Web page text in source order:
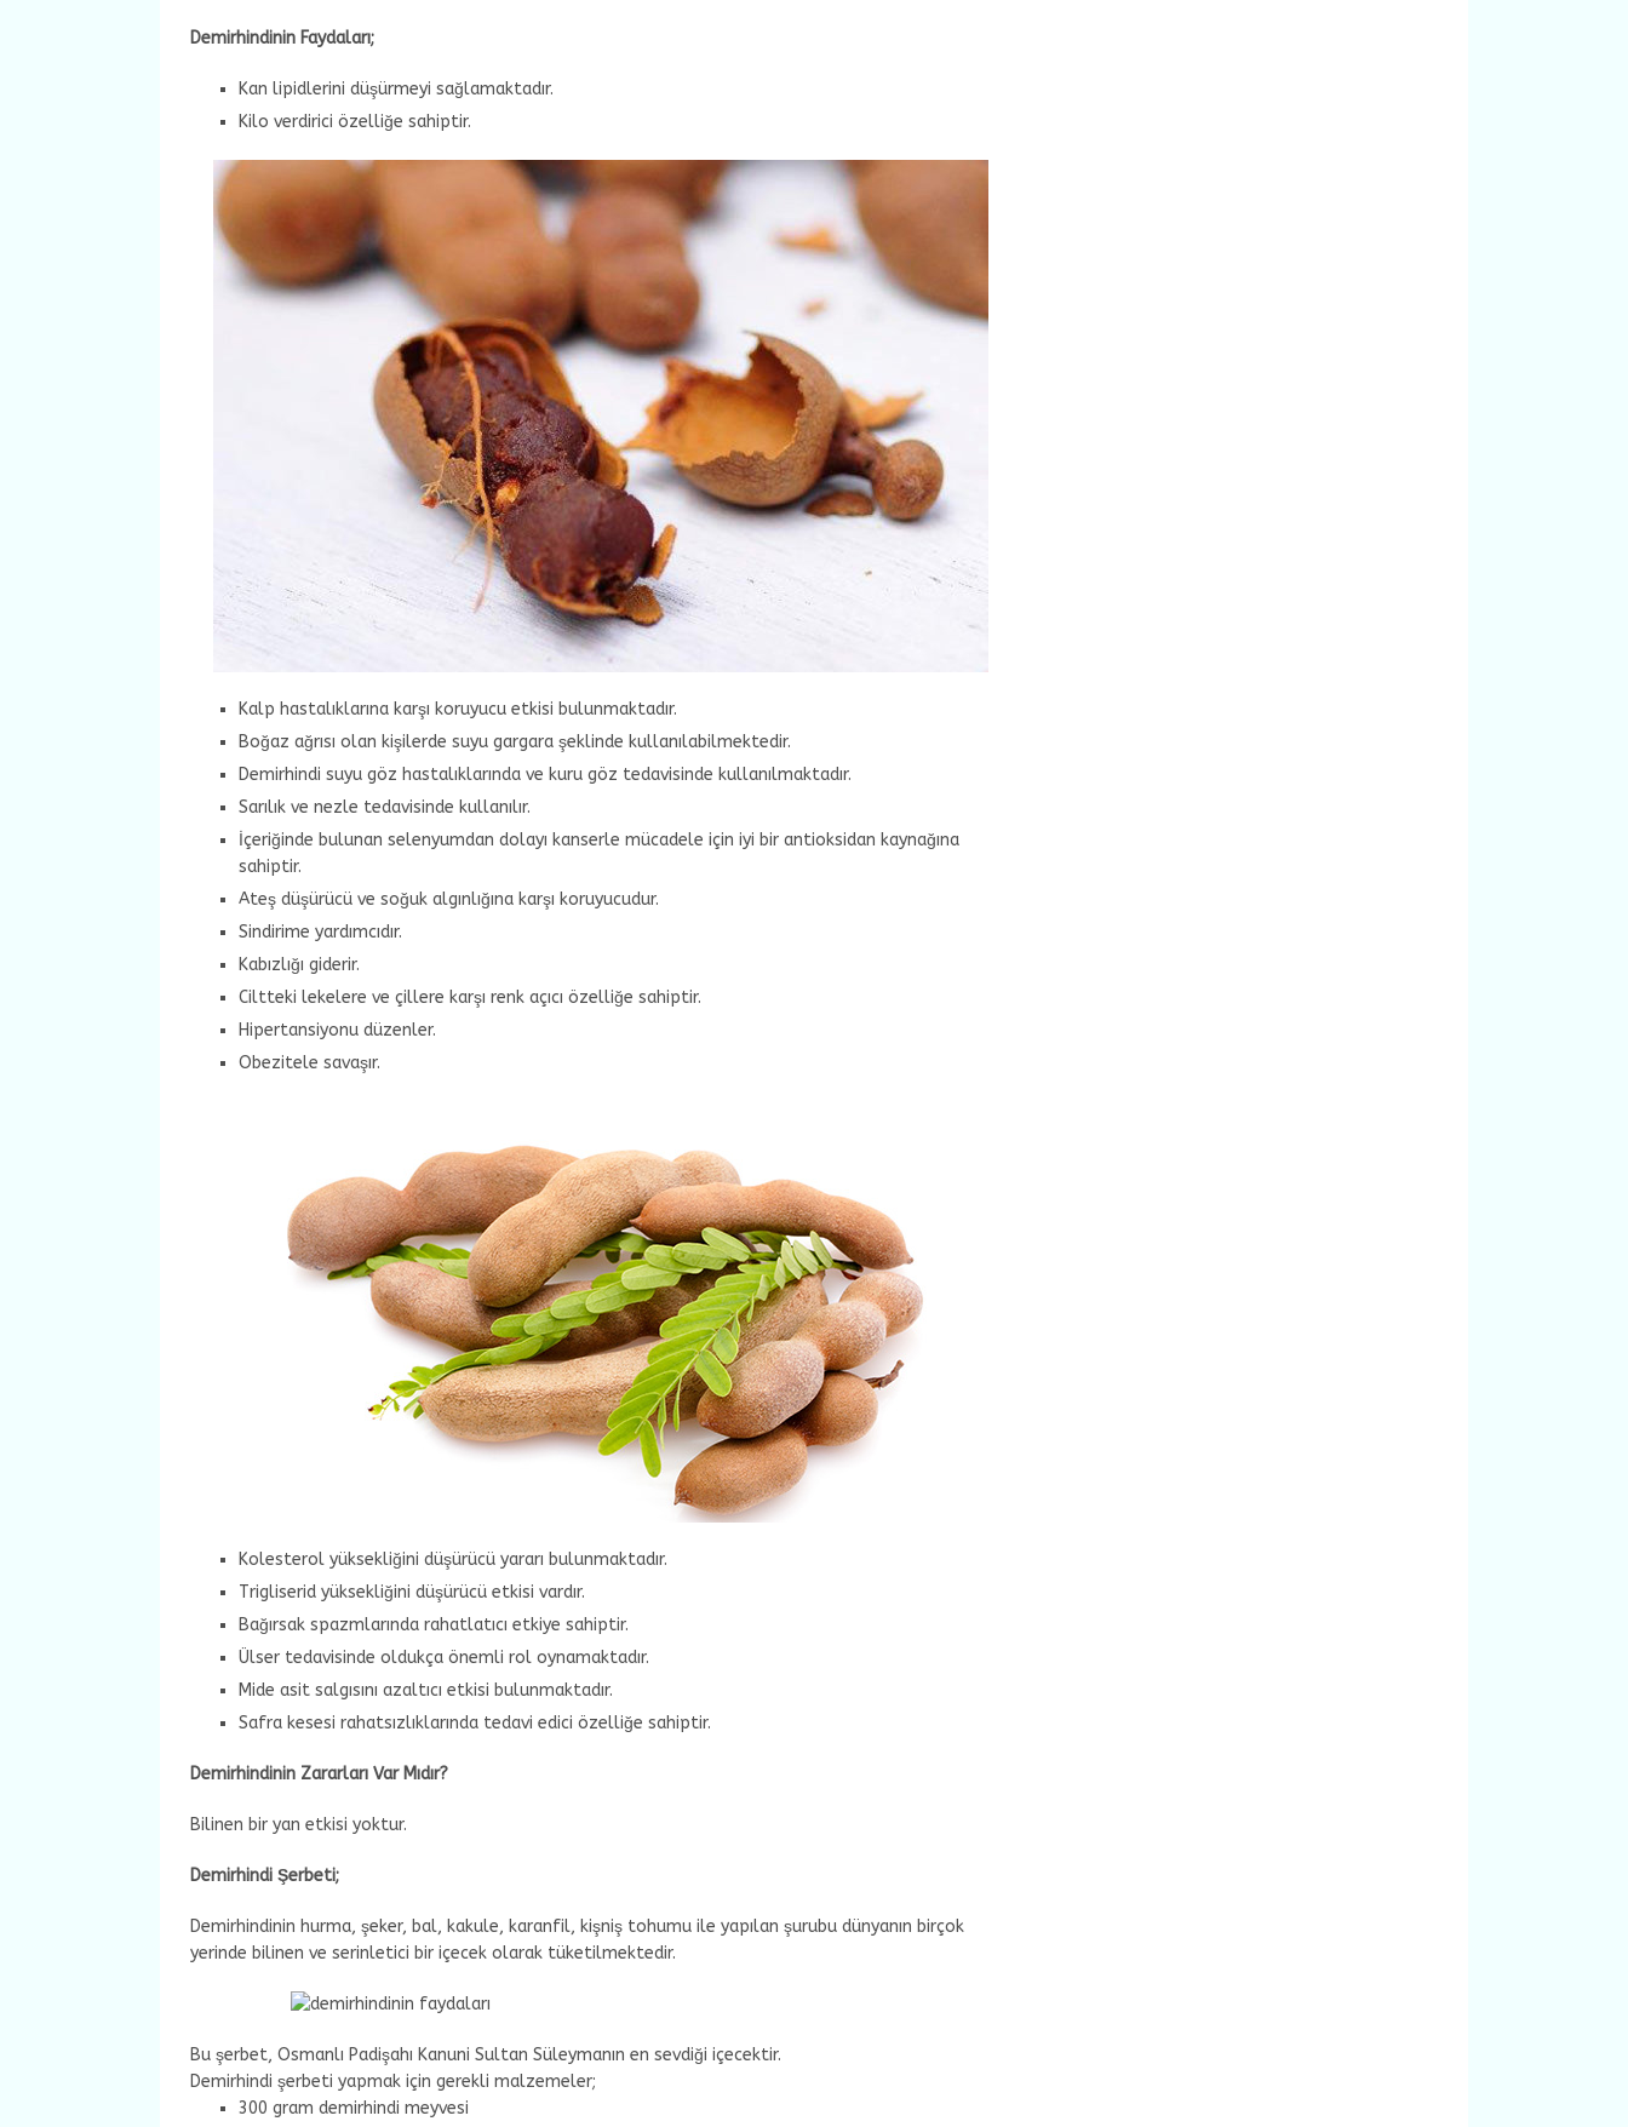
Demirhindinin Faydaları;
Kan lipidlerini düşürmeyi sağlamaktadır.
Kilo verdirici özelliğe sahiptir.
Kalp hastalıklarına karşı koruyucu etkisi bulunmaktadır.
Boğaz ağrısı olan kişilerde suyu gargara şeklinde kullanılabilmektedir.
Demirhindi suyu göz hastalıklarında ve kuru göz tedavisinde kullanılmaktadır.
Sarılık ve nezle tedavisinde kullanılır.
İçeriğinde bulunan selenyumdan dolayı kanserle mücadele için iyi bir antioksidan kaynağına
sahiptir.
Ateş düşürücü ve soğuk algınlığına karşı koruyucudur.
Sindirime yardımcıdır.
Kabızlığı giderir.
Ciltteki lekelere ve çillere karşı renk açıcı özelliğe sahiptir.
Hipertansiyonu düzenler.
Obezitele savaşır.
Kolesterol yüksekliğini düşürücü yararı bulunmaktadır.
Trigliserid yüksekliğini düşürücü etkisi vardır.
Bağırsak spazmlarında rahatlatıcı etkiye sahiptir.
Ülser tedavisinde oldukça önemli rol oynamaktadır.
Mide asit salgısını azaltıcı etkisi bulunmaktadır.
Safra kesesi rahatsızlıklarında tedavi edici özelliğe sahiptir.
Demirhindinin Zararları Var Mıdır?
Bilinen bir yan etkisi yoktur.
Demirhindi Şerbeti;
Demirhindinin hurma, şeker, bal, kakule, karanfil, kişniş tohumu ile yapılan şurubu dünyanın birçok
yerinde bilinen ve serinletici bir içecek olarak tüketilmektedir.
Bu şerbet, Osmanlı Padişahı Kanuni Sultan Süleymanın en sevdiği içecektir.
Demirhindi şerbeti yapmak için gerekli malzemeler;
300 gram demirhindi meyvesi